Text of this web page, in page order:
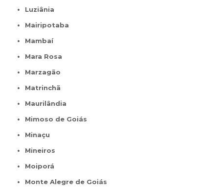
Luziânia
Mairipotaba
Mambaí
Mara Rosa
Marzagão
Matrinchã
Maurilândia
Mimoso de Goiás
Minaçu
Mineiros
Moiporá
Monte Alegre de Goiás